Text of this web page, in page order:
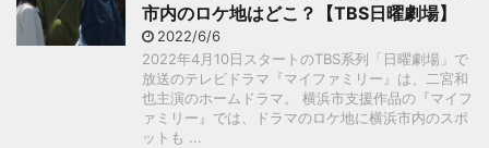
市内のロケ地はどこ？【TBS日曜劇場】
2022/6/6
2022年4月10日スタートのTBS系列「日曜劇場」で
放送のテレビドラマ『マイファミリー』は、二宮和
也主演のホームドラマ。 横浜市支援作品の『マイフ
ァミリー』では、ドラマのロケ地に横浜市内のスポ
ットも ...